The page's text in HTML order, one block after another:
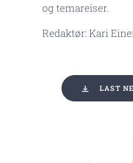
og temareiser.
Redaktør: Kari
LAST